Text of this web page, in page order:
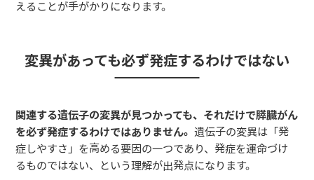
えることが手がかりになります。
変異があっても必ず発症するわけではない
関連する遺伝子の変異が見つかっても、それだけで膵臓がん
を必ず発症するわけではありません。遺伝子の変異は「発
症しやすさ」を高める要因の一つであり、発症を運命づけ
るものではない、という理解が出発点になります。